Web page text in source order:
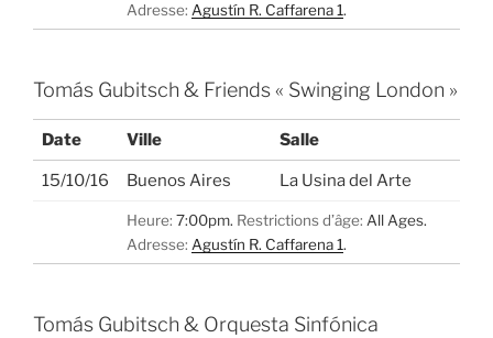
Adresse: Agustín R. Caffarena 1.
Tomás Gubitsch & Friends « Swinging London »
Date Ville Salle
15/10/16 Buenos Aires La Usina del Arte
Heure: 7:00pm. Restrictions d’âge: All Ages.
Adresse: Agustín R. Caffarena 1.
Tomás Gubitsch & Orquesta Sinfónica